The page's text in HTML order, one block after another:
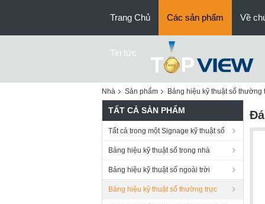
Trang Chủ Các sản phẩm Về
Tin tức
Nhà Sản phẩm Bảng hiệu kỹ thuật số thường
TẤT CẢ SẢN PHẨM
Tất cả trong một Signage kỹ thuật số
Bảng hiệu kỹ thuật số trong nhà
Bảng hiệu kỹ thuật số ngoài trời
Bảng hiệu kỹ thuật số thường trực